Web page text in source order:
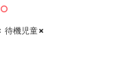
待機児童